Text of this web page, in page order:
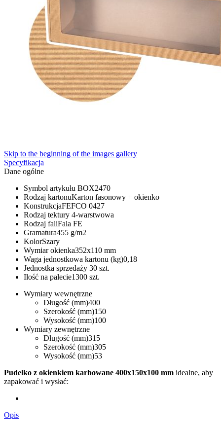
Skip to the beginning of the images gallery
Specyfikacja
Dane ogólne
Symbol artykułu BOX2470
Rodzaj kartonuKarton fasonowy + okienko
KonstrukcjaFEFCO 0427
Rodzaj tektury 4-warstwowa
Rodzaj faliFala FE
Gramatura455 g/m2
KolorSzary
Wymiar okienka352x110 mm
Waga jednostkowa kartonu (kg)0,18
Jednostka sprzedaży 30 szt.
Ilość na palecie1300 szt.
Wymiary wewnętrzne
Długość (mm)400
Szerokość (mm)150
Wysokość (mm)100
Wymiary zewnętrzne
Długość (mm)315
Szerokość (mm)305
Wysokość (mm)53
Pudełko z okienkiem karbowane 400x150x100 mm idealne, aby
zapakować i wysłać:
Opis